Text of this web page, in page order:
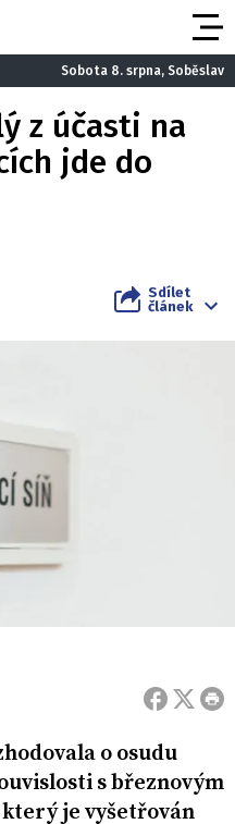
Sobota 8. srpna, Soběslav
z účasti na
jde do
Sdílet
článek
o osudu
s březnovým
je vyšetřován